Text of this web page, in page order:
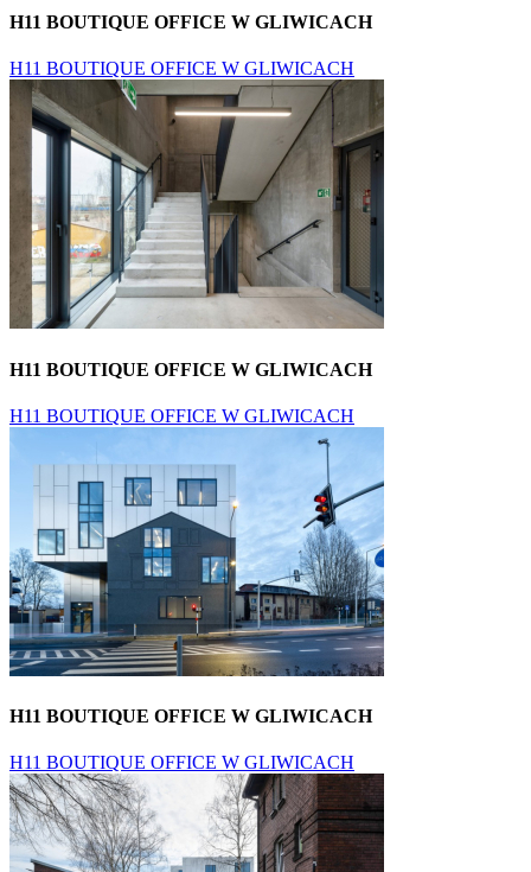
H11 BOUTIQUE OFFICE W GLIWICACH
H11 BOUTIQUE OFFICE W GLIWICACH
H11 BOUTIQUE OFFICE W GLIWICACH
H11 BOUTIQUE OFFICE W GLIWICACH
H11 BOUTIQUE OFFICE W GLIWICACH
H11 BOUTIQUE OFFICE W GLIWICACH